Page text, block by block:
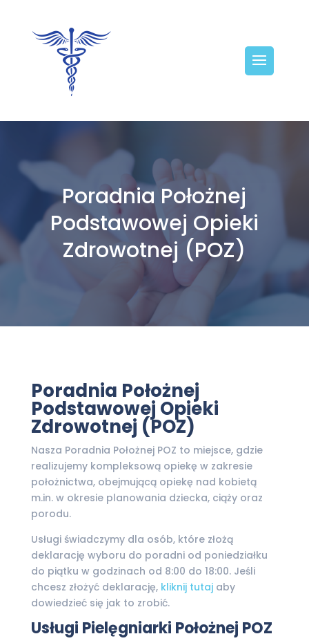
Poradnia Położnej
Podstawowej Opieki
Zdrowotnej (POZ)
Poradnia Położnej
Podstawowej Opieki
Zdrowotnej (POZ)
Nasza Poradnia Położnej POZ to miejsce, gdzie
realizujemy kompleksową opiekę w zakresie
położnictwa, obejmującą opiekę nad kobietą
m.in. w okresie planowania dziecka, ciąży oraz
porodu.
Usługi świadczymy dla osób, które złożą
deklarację wyboru do poradni od poniedziałku
do piątku w godzinach od 8:00 do 18:00. Jeśli
chcesz złożyć deklarację, kliknij tutajaby
dowiedzieć się jak to zrobić.
Usługi Pielęgniarki Położnej POZ